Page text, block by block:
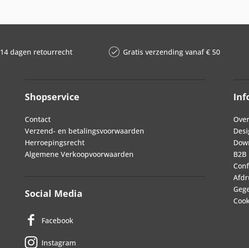
14 dagen retourrecht Gratis verzending vanaf € 50
Shopservice
Contact
Verzend- en betalingsvoorwaarden
Herroepingsrecht
Algemene Verkoopvoorwaarden
Social Media
Facebook
Instagram
B2B